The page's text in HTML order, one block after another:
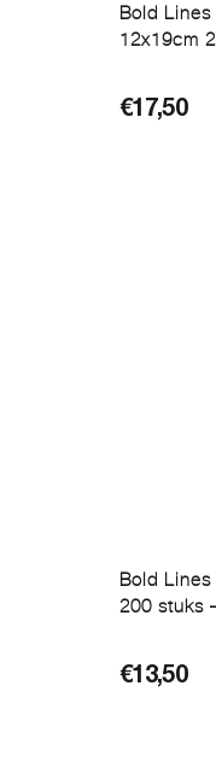
Bold
12x19cm
€17,50
Bold
200 stuks
€13,50